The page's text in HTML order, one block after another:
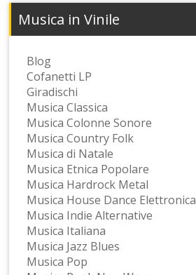
Musica in Vinile
Blog
Cofanetti LP
Giradischi
Musica Classica
Musica Colonne Sonore
Musica Country Folk
Musica di Natale
Musica Etnica Popolare
Musica Hardrock Metal
Musica House Dance Elettronica
Musica Indie Alternative
Musica Italiana
Musica Jazz Blues
Musica Pop